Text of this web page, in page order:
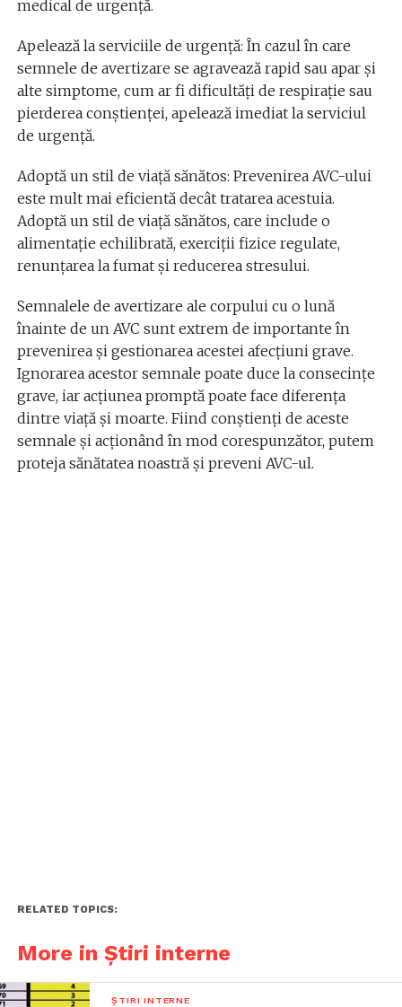
medical de urgență.
Apelează la serviciile de urgență: În cazul în care
semnele de avertizare se agravează rapid sau apar și
alte simptome, cum ar fi dificultăți de respirație sau
pierderea conștienței, apelează imediat la serviciul
de urgență.
Adoptă un stil de viață sănătos: Prevenirea AVC-ului
este mult mai eficientă decât tratarea acestuia.
Adoptă un stil de viață sănătos, care include o
alimentație echilibrată, exerciții fizice regulate,
renunțarea la fumat și reducerea stresului.
Semnalele de avertizare ale corpului cu o lună
înainte de un AVC sunt extrem de importante în
prevenirea și gestionarea acestei afecțiuni grave.
Ignorarea acestor semnale poate duce la consecințe
grave, iar acțiunea promptă poate face diferența
dintre viață și moarte. Fiind conștienți de aceste
semnale și acționând în mod corespunzător, putem
proteja sănătatea noastră și preveni AVC-ul.
RELATED TOPICS:
More in Știri interne
ȘTIRI INTERNE